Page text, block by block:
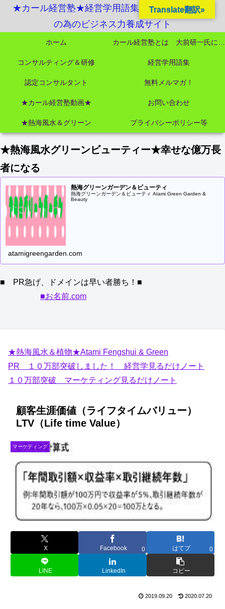
★カール経営塾★経営学用語集起業独立成功MBA
の為のビジネス力養成サイト
ホーム
コンサルティング＆研修 経営学用語集
認定コンサルタント 無料メルマガ！
★カール経営塾動画★ お問い合わせ
★熱海風水＆グリーン プライバシーポリシー等
★熱海風水グリーンビューティー★幸せな億万長
者になる
熱海グリーンガーデン＆ビューティ
熱海グリーンガーデン＆ビューティ Atami Green Garden &
Beauty
atamigreengarden.com
■ PR急げ、ドメインは早い者勝ち！■
■お名前.com
★熱海風水＆植物★Atami Fengshui & Green
PR １０万部突破しました！ 経営学見るだけノート
１０万部突破 マーケティング見るだけノート
顧客生涯価値（ライフタイムバリュー）
LTV（Life time Value）
マーケティング
X Facebook 0 はてブ 0
LINE LinkedIn コピー
2019.09.20 2020.07.20
Translate翻訳»